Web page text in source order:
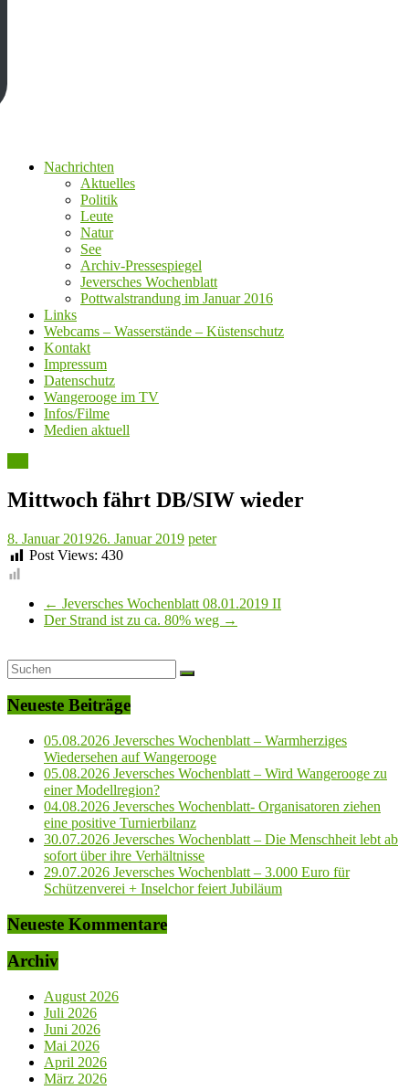
Nachrichten
Aktuelles
Politik
Leute
Natur
See
Archiv-Pressespiegel
Jeversches Wochenblatt
Pottwalstrandung im Januar 2016
Links
Webcams – Wasserstände – Küstenschutz
Kontakt
Impressum
Datenschutz
Wangerooge im TV
Infos/Filme
Medien aktuell
Mittwoch fährt DB/SIW wieder
8. Januar 201926. Januar 2019 peter
Post Views: 430
← Jeversches Wochenblatt 08.01.2019 II
Der Strand ist zu ca. 80% weg →
Neueste Beiträge
05.08.2026 Jeversches Wochenblatt – Warmherziges
Wiedersehen auf Wangerooge
05.08.2026 Jeversches Wochenblatt – Wird Wangerooge zu
einer Modellregion?
04.08.2026 Jeversches Wochenblatt- Organisatoren ziehen
eine positive Turnierbilanz
30.07.2026 Jeversches Wochenblatt – Die Menschheit lebt ab
sofort über ihre Verhältnisse
29.07.2026 Jeversches Wochenblatt – 3.000 Euro für
Schützenverei + Inselchor feiert Jubiläum
Neueste Kommentare
Archiv
August 2026
Juli 2026
Juni 2026
Mai 2026
April 2026
März 2026